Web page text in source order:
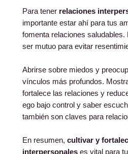
Para tener relaciones
importante estar ahí para tus
fomenta relaciones saludables.
ser mutuo para evitar
Abrirse sobre miedos y
vínculos más profundos.
fortalece las relaciones y
ego bajo control y saber
también son claves para
En resumen, cultivar y
interpersonales es vital para tu